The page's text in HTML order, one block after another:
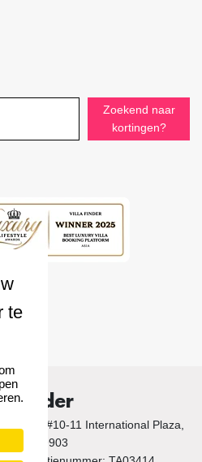
Zoekend naar
kortingen?
Finder
Road, #10-11 International Plaza,
079903